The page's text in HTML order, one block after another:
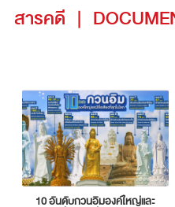
สารคดี |
10 อันดับกวนอิมองค์ใหญ่และ